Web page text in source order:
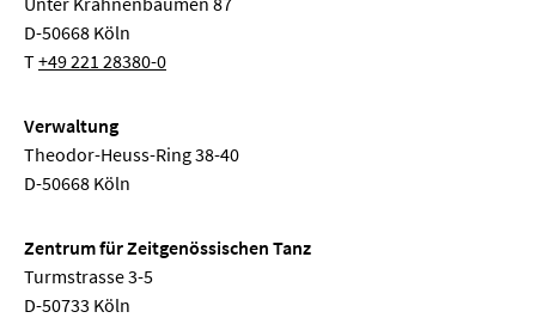
D-50668 Köln
T+49 221 28380-0
Verwaltung
Theodor-Heuss-Ring 38-40
D-50668 Köln
Zentrum für Zeitgenössischen Tanz
Turmstrasse 3-5
D-50733 Köln